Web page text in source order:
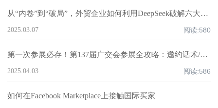
从“内卷”到“破局”，外贸企业如何利用DeepSeek破解六大核心痛点，重构全球化竞争力？
2025.03.07 阅读:580
第一次参展必存！第137届广交会参展全攻略：邀约话术/展位话术/跟进邮件模板
2025.04.03 阅读:586
如何在Facebook Marketplace上接触国际买家